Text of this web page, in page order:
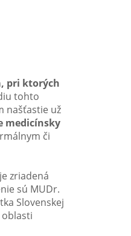
pri ktorých
tohto
našťastie už
medicínsky
či
zriadená
sú MUDr.
Slovenskej